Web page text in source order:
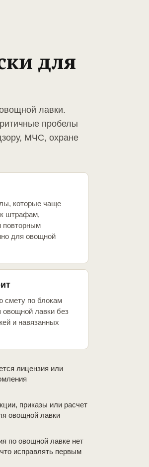
для
лавки.
пробелы
МЧС, охране
которые чаще
к штрафам,
повторным
для овощной
смету по блокам
овощной лавки без
и навязанных
лицензия или
приказы или расчет
овощной лавки
по овощной лавке нет
исправлять первым